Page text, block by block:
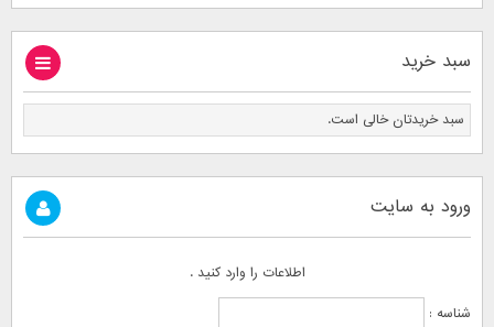
سبد خرید
سبد خریدتان خالی است.
ورود به سایت
اطلاعات را وارد کنید .
شناسه :